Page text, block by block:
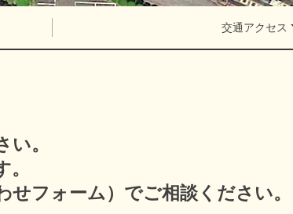
交通アクセス
。
フォーム）でご相談ください。